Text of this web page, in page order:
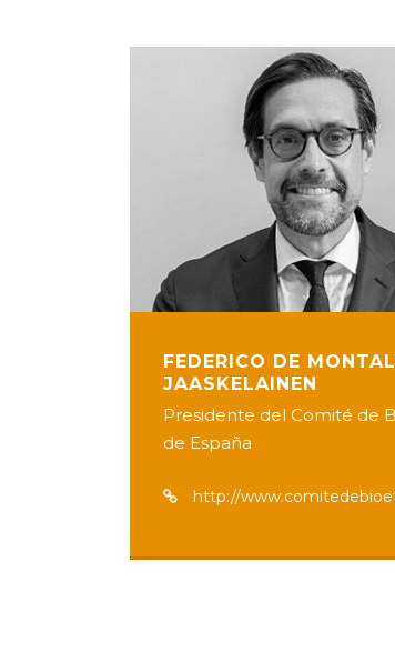
FEDERICO DE
JAASKELAINEN
Presidente del Comité de
de España
http://